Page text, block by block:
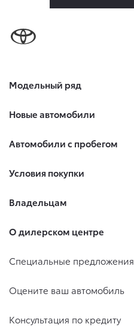
Модельный ряд
Новые автомобили
Автомобили с пробегом
Условия покупки
Владельцам
О дилерском центре
Специальные предложения
Оцените ваш автомобиль
Консультация по кредиту